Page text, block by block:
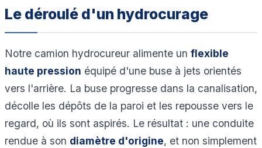
Le déroulé d'un hydrocurage
Notre camion hydrocureur alimente un flexible
haute pression équipé d'une buse à jets orientés
vers l'arrière. La buse progresse dans la canalisation,
décolle les dépôts de la paroi et les repousse vers le
regard, où ils sont aspirés. Le résultat : une conduite
rendue à son diamètre d'origine, et non simplement